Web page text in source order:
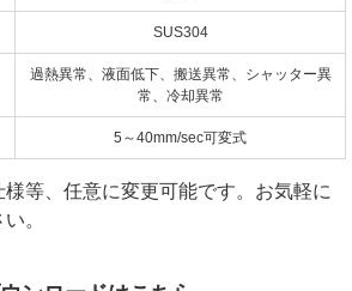
SUS304
過熱異常、液面低下、搬送異常、シャッター異
常、冷却異常
5～40mm/sec可変式
等、任意に変更可能です。お気軽に
。